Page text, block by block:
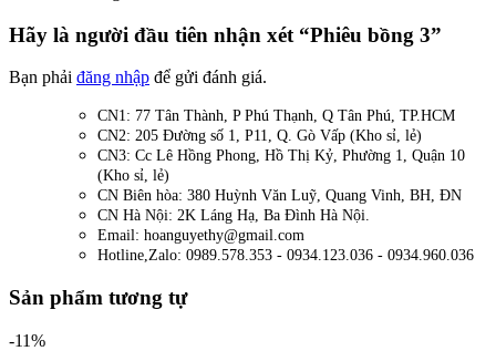
Hãy là người đầu tiên nhận xét “Phiêu bồng 3”
Bạn phải đăng nhập để gửi đánh giá.
CN1: 77 Tân Thành, P Phú Thạnh, Q Tân Phú, TP.HCM
CN2: 205 Đường số 1, P11, Q. Gò Vấp (Kho sỉ, lẻ)
CN3: Cc Lê Hồng Phong, Hồ Thị Kỷ, Phường 1, Quận 10
(Kho sỉ, lẻ)
CN Biên hòa: 380 Huỳnh Văn Luỹ, Quang Vinh, BH, ĐN
CN Hà Nội: 2K Láng Hạ, Ba Đình Hà Nội.
Email: hoanguyethy@gmail.com
Hotline,Zalo: 0989.578.353 - 0934.123.036 - 0934.960.036
Sản phẩm tương tự
-11%